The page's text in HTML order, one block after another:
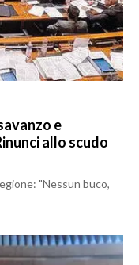
e
allo scudo
"Nessun buco,